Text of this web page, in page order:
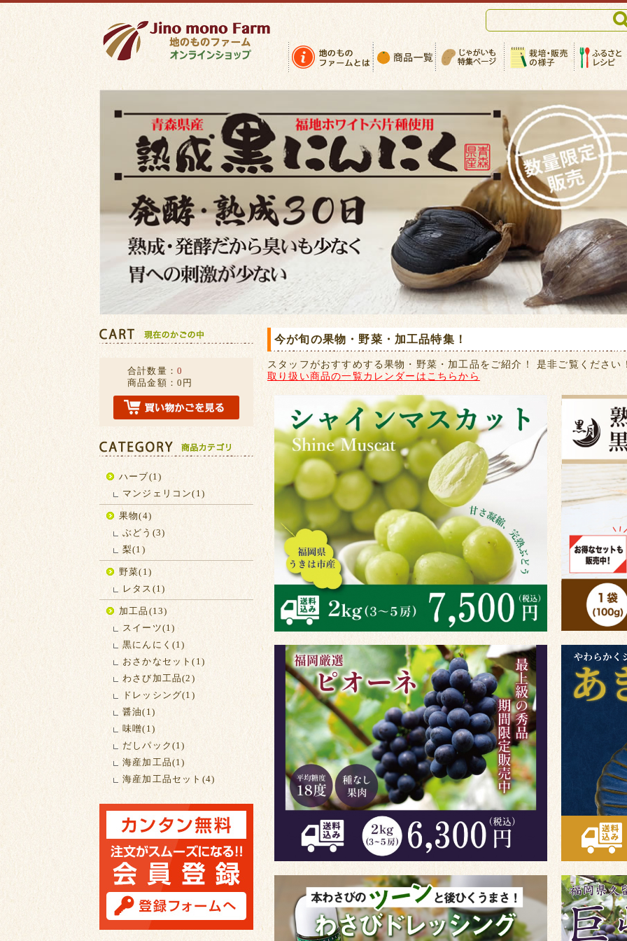
今が旬の果物・野菜・加工品特集！
スタッフがおすすめする果物・野菜・加工品をご紹介！ 是非ご覧ください
取り扱い商品の一覧カレンダーはこちらから
合計数量： 0
商品金額： 0円
ハーブ(1)
マンジェリコン(1)
果物(4)
ぶどう(3)
梨(1)
野菜(1)
レタス(1)
加工品(13)
スイーツ(1)
黒にんにく(1)
おさかなセット(1)
わさび加工品(2)
ドレッシング(1)
醤油(1)
味噌(1)
だしパック(1)
海産加工品(1)
海産加工品セット(4)